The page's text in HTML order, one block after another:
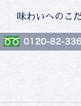
味わいへのこ